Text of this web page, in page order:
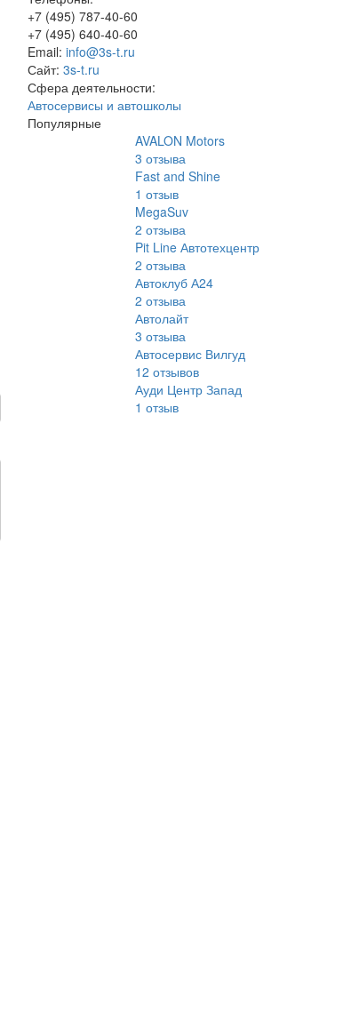
+7 (495) 787-40-60
+7 (495) 640-40-60
Email: info@3s-t.ru
Сайт: 3s-t.ru
Сфера деятельности:
Автосервисы и автошколы
Популярные
AVALON Motors
3 отзыва
Fast and Shine
1 отзыв
MegaSuv
2 отзыва
Pit Line Автотехцентр
2 отзыва
Автоклуб А24
2 отзыва
Автолайт
3 отзыва
Автосервис Вилгуд
12 отзывов
Ауди Центр Запад
1 отзыв